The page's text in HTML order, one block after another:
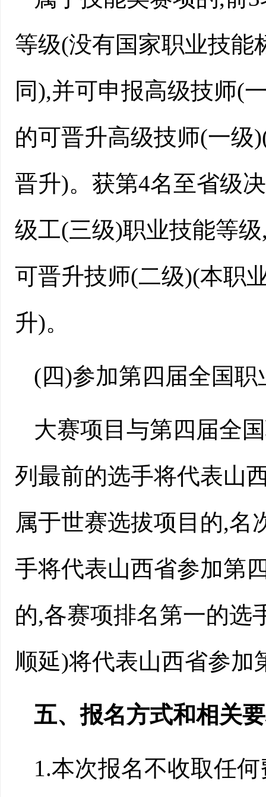
等级(没有国家职业技能
同),并可申报高级技师(
的可晋升高级技师(一级
晋升)。获第4名至省级
级工(三级)职业技能等
可晋升技师(二级)(本职
升)。
(四)参加第四 届全国职
大赛项目与第四届全
列最前的选手将代表山
属于世赛选拔项目的,名
手将代表山西省参加第
的,各赛项排名第一的选
顺延)将代表山西省参加
五、报名方式和相关
1.本次报名不收取任